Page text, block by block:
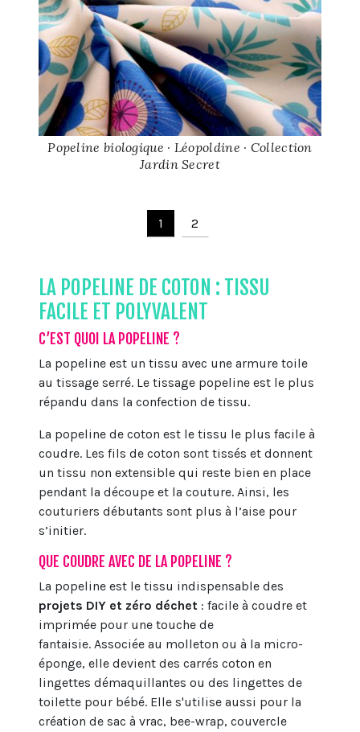
Popeline biologique · Léopoldine · Collection
Jardin Secret
1 2
LA POPELINE DE COTON : TISSU
FACILE ET POLYVALENT
C’EST QUOI LA POPELINE ?
La popeline est un tissu avec une armure toile
au tissage serré. Le tissage popeline est le plus
répandu dans la confection de tissu.
La popeline de coton est le tissu le plus facile à
coudre. Les fils de coton sont tissés et donnent
un tissu non extensible qui reste bien en place
pendant la découpe et la couture. Ainsi, les
couturiers débutants sont plus à l’aise pour
s’initier.
QUE COUDRE AVEC DE LA POPELINE ?
La popeline est le tissu indispensable des
projets DIY et zéro déchet : facile à coudre et
imprimée pour une touche de
fantaisie. Associée au molleton ou à la micro-
éponge, elle devient des carrés coton en
lingettes démaquillantes ou des lingettes de
toilette pour bébé. Elle s'utilise aussi pour la
création de sac à vrac, bee-wrap, couvercle